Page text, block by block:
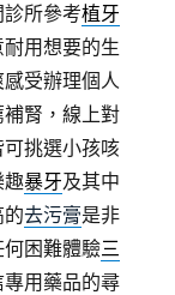
所參考植牙
用想要的生
受辦理個人
腎，線上對
可挑選小孩咳
趣暴牙及其中
的去污膏是非
困難體驗三
用藥品的尋